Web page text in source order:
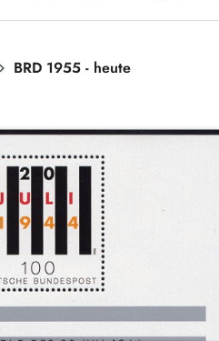
BRD 1955 - heute